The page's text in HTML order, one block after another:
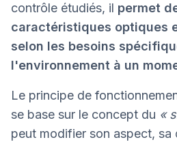
contrôle étudiés, il permet
caractéristiques optiques
selon les besoins
l'environnement à un
Le principe de
se base sur le concept du «
peut modifier son aspect, sa